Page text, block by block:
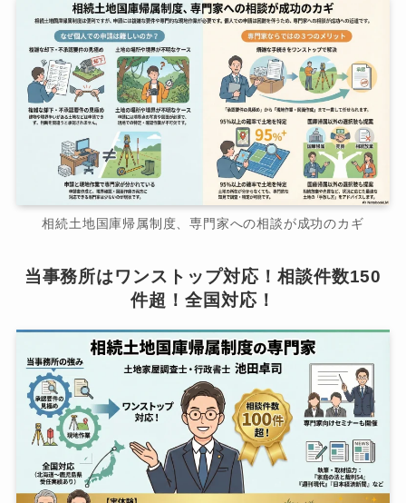
相続土地国庫帰属制度、専門家への相談が成功のカギ
当事務所はワンストップ対応！相談件数150
件超！全国対応！